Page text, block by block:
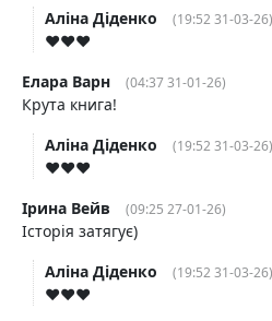
Аліна Діденко
(19:52 31-03-26)
♥️♥️♥️
Елара Варн
(04:37 31-01-26)
Крута книга!
Аліна Діденко
(19:52 31-03-26)
♥️♥️♥️
Ірина Вейв
(09:25 27-01-26)
Історія затягує)
Аліна Діденко
(19:52 31-03-26)
♥️♥️♥️